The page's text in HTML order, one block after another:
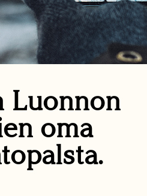
Luonnon
oma